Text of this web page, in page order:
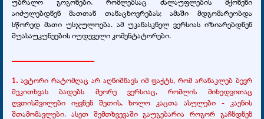
აიძულებდნენ მათთან თანაცხოვრებას; ამაში მდგომარეობდა
სწორედ მათი უსჯულოება. ამ უკანასკნელ ვერსიას იზიარებდნენ
შუასაუკუნეების იუდეველი კომენტატორები.
1. ავტორი რატომღაც არ აღნიშნავს იმ ფაქტს, რომ არანაკლებ ბევრ
შეკითხვას ბადებს მეორე ვერსიაც, რომლის მიხედვითაც
ღვთისშვილები იყვნენ შეთის, ხოლო კაცთა ასულები - კაენის
შთამომავლები. ასეთ შემთხვევაში გაუგებარია როგორ გაჩნდნენ